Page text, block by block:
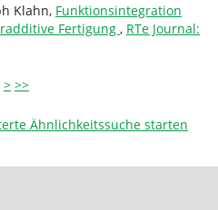
Klahn, Funktionsintegration
Fertigung , RTe Journal:
> >>
Ähnlichkeitssuche starten